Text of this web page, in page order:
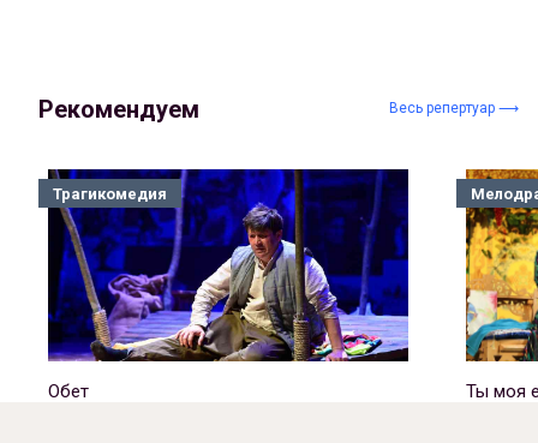
Рекомендуем Весь репертуар ⟶
Трагикомедия
Обет Ты моя